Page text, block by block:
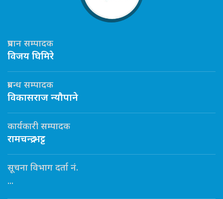
प्रधान सम्पादक
विजय घिमिरे
प्रबन्ध सम्पादक
विकासराज न्यौपाने
कार्यकारी सम्पादक
रामचन्द्र भट्ट
सूचना विभाग दर्ता नं.
...